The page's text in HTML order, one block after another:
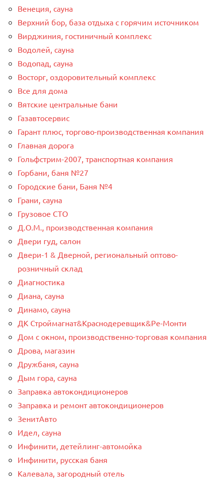
Венеция, сауна
Верхний бор, база отдыха с горячим источником
Вирджиния, гостиничный комплекс
Водолей, сауна
Водопад, сауна
Восторг, оздоровительный комплекс
Все для дома
Вятские центральные бани
Газавтосервис
Гарант плюс, торгово-производственная компания
Главная дорога
Гольфстрим-2007, транспортная компания
Горбани, баня №27
Городские бани, Баня №4
Грани, сауна
Грузовое СТО
Д.О.М., производственная компания
Двери гуд, салон
Двери-1 & Дверной, региональный оптово-
розничный склад
Диагностика
Диана, сауна
Динамо, сауна
ДК Строймагнат&Краснодеревщик&Ре-Монти
Дом с окном, производственно-торговая компания
Дрова, магазин
Дружбаня, сауна
Дым гора, сауна
Заправка автокондиционеров
Заправка и ремонт автокондиционеров
ЗенитАвто
Идел, сауна
Инфинити, детейлинг-автомойка
Инфинити, русская баня
Калевала, загородный отель